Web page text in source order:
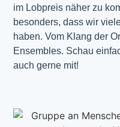
im Lobpreis näher zu
besonders, dass wir
haben. Vom Klang der
Ensembles. Schau
auch gerne mit!